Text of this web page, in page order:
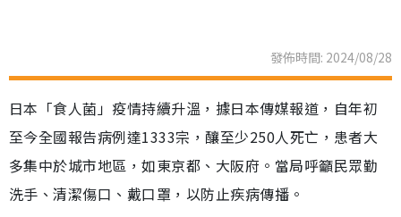
發佈時間: 2024/08/28
日本「食人菌」疫情持續升溫，據日本傳媒報道，自年初
至今全國報告病例達1333宗，釀至少250人死亡，患者大
多集中於城市地區，如東京都、大阪府。當局呼籲民眾勤
洗手、清潔傷口、戴口罩，以防止疾病傳播。